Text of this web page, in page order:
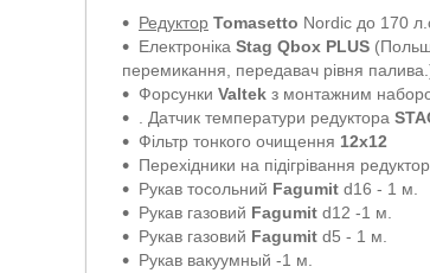
Редуктор Tomasetto Nordic до 170
Електроніка Stag Qbox PLUS
перемикання, передавач рівня
Форсунки Valtek з монтажним
. Датчик температури редуктора
Фільтр тонкого очищення 12х12
Перехідники на підігрівання
Рукав тосольний Fagumit d16 - 1 м.
Рукав газовий Fagumit d12 -1 м.
Рукав газовий Fagumit d5 - 1 м.
Рукав вакуумный -1 м.